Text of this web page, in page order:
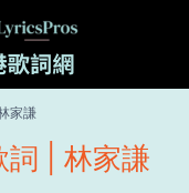
家謙
詞 | 林家謙